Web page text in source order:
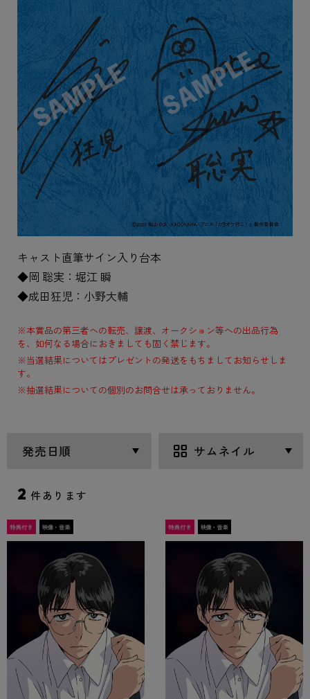
キャスト直筆サイン入り台本
◆岡 聡実：堀江 瞬
◆成田狂児：小野大輔
※本賞品の第三者への転売、譲渡、オークション等への出品行為
を、如何なる場合におきましても固く禁じます。
※当選結果についてはプレゼントの発送をもちましてお知らせしま
す。
※抽選結果についての個別のお問合せは承っておりません。
2 件あります